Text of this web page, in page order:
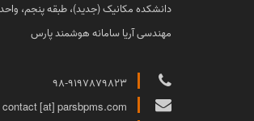
مهندسی آریا سامانه هوشمند پارس